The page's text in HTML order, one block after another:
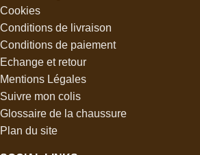
Cookies
Conditions de livraison
Conditions de paiement
Echange et retour
Mentions Légales
Suivre mon colis
Glossaire de la chaussure
Plan du site